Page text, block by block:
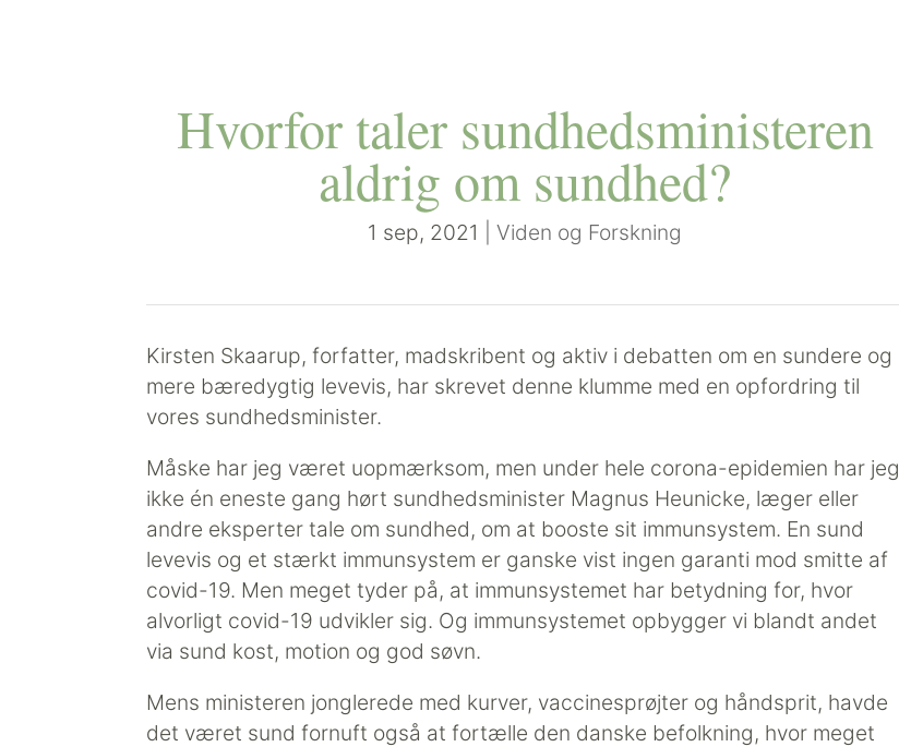
Hvorfor taler sundhedsministeren
aldrig om sundhed?
1 sep, 2021 |Viden og Forskning
Kirsten Skaarup, forfatter, madskribent og aktiv i debatten om en sundere og
mere bæredygtig levevis, har skrevet denne klumme med en opfordring til
vores sundhedsminister.
Måske har jeg været uopmærksom, men under hele corona-epidemien har jeg
ikke én eneste gang hørt sundhedsminister Magnus Heunicke, læger eller
andre eksperter tale om sundhed, om at booste sit immunsystem. En sund
levevis og et stærkt immunsystem er ganske vist ingen garanti mod smitte af
covid-19. Men meget tyder på, at immunsystemet har betydning for, hvor
alvorligt covid-19 udvikler sig. Og immunsystemet opbygger vi blandt andet
via sund kost, motion og god søvn.
Mens ministeren jonglerede med kurver, vaccinesprøjter og håndsprit, havde
det været sund fornuft også at fortælle den danske befolkning, hvor meget